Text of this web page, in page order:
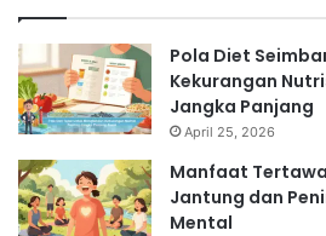
Pola Diet
Kekurangan
Jangka Panjang
April 25, 2026
Manfaat
Jantung dan
Mental